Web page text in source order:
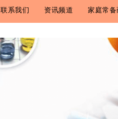
联系我们 资讯频道 家庭常备